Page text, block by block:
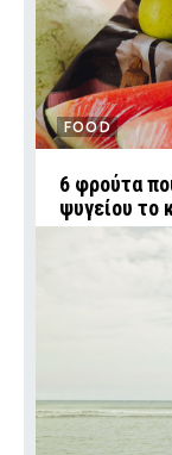
FOOD
6 φρούτα
ψυγείου το